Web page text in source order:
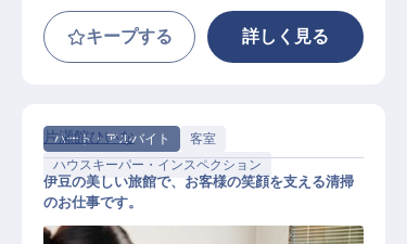
キープする 詳しく見る
パート・アルバイト
客室
ハウスキーパー・インスペクション
片瀬館ひいな
伊豆の美しい旅館で、お客様の笑顔を支える清掃
のお仕事です。